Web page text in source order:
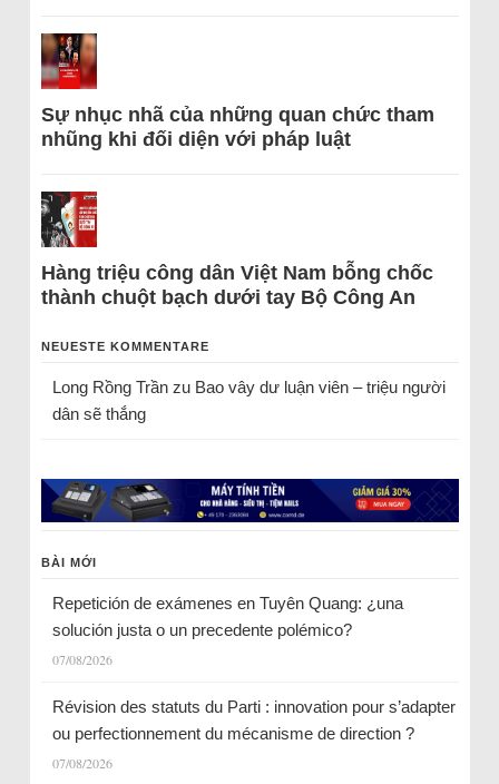
Sự nhục nhã của những quan chức tham
nhũng khi đối diện với pháp luật
Hàng triệu công dân Việt Nam bỗng chốc
thành chuột bạch dưới tay Bộ Công An
NEUESTE KOMMENTARE
Long Rồng Trầnzu Bao vây dư luận viên – triệu người
dân sẽ thắng
BÀI MỚI
Repetición de exámenes en Tuyên Quang: ¿una
solución justa o un precedente polémico?
07/08/2026
Révision des statuts du Parti : innovation pour s’adapter
ou perfectionnement du mécanisme de direction ?
07/08/2026